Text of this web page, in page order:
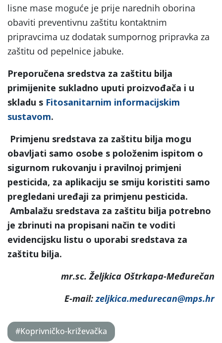
lisne mase moguće je prije narednih oborina
obaviti preventivnu zaštitu kontaktnim
pripravcima uz dodatak sumpornog pripravka za
zaštitu od pepelnice jabuke.
Preporučena sredstva za zaštitu bilja
primijenite sukladno uputi proizvođača i u
skladu s Fitosanitarnim informacijskim
sustavom.
Primjenu sredstava za zaštitu bilja mogu
obavljati samo osobe s položenim ispitom o
sigurnom rukovanju i pravilnoj primjeni
pesticida, za aplikaciju se smiju koristiti samo
pregledani uređaji za primjenu pesticida.
Ambalažu sredstava za zaštitu bilja potrebno
je zbrinuti na propisani način te voditi
evidencijsku listu o uporabi sredstava za
zaštitu bilja.
mr.sc. Željkica Oštrkapa-Međurečan
E-mail:zeljkica.medurecan@mps.hr
#Koprivničko-križevačka